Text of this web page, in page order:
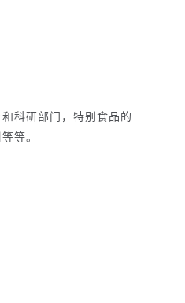
科研部门，特别食品的
等。